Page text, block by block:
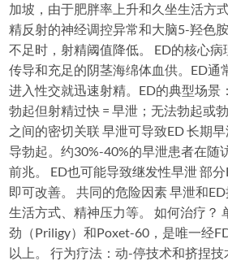
加坡，由于肥胖率上升和久坐生活方
精反射的神经调控异常和大脑5-羟色
不足时，射精阈值降低。 ED的核心
传导和充足的阴茎海绵体血供。ED通
进入性交就迅速射精。ED的典型场景
勃起但射精过快 = 早泄；无法勃起或
之间的密切关联 早泄可导致ED 长期
导勃起。约30%-40%的早泄患者在随
前兆。 ED也可能导致继发性早泄 部
即可改善。 共同的危险因素 早泄和
生活方式、精神压力等。 如何治疗？
劲（Priligy）和Poxet-60，是唯一经
以上。 行为疗法：动-停技术和挤捏